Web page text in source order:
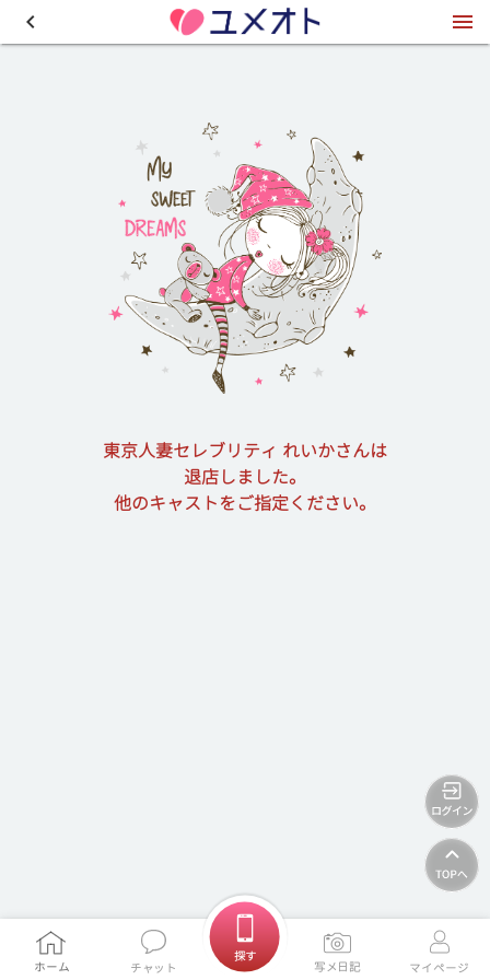
東京人妻セレブリティ れいかさんは
退店しました。
他のキャストをご指定ください。
ホームに戻る
ホーム チャット
探す
写メ日記 マイページ